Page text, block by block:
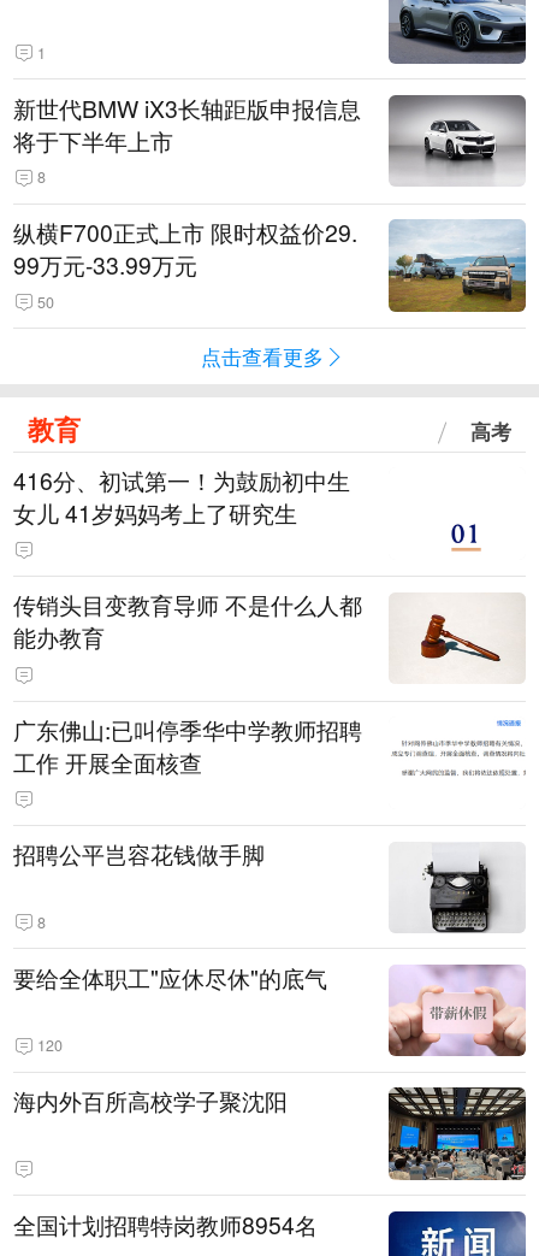
1
新世代BMW iX3长轴距版申报信息
将于下半年上市
8
纵横F700正式上市 限时权益价29.
99万元-33.99万元
50
点击查看更多
教育 高考
416分、初试第一！为鼓励初中生
女儿 41岁妈妈考上了研究生
传销头目变教育导师 不是什么人都
能办教育
广东佛山:已叫停季华中学教师招聘
工作 开展全面核查
招聘公平岂容花钱做手脚
8
要给全体职工"应休尽休"的底气
120
海内外百所高校学子聚沈阳
全国计划招聘特岗教师8954名